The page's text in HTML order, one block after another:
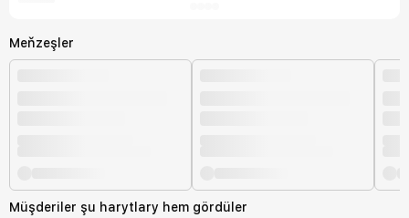
Meňzeşler
Müşderiler şu harytlary hem gördüler